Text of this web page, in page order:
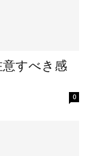
すべき感
0